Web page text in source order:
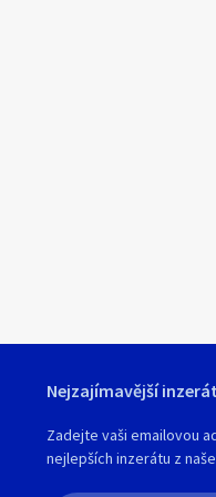
Nejzajímavější
Zadejte vaši emailovou
nejlepších inzerátu z